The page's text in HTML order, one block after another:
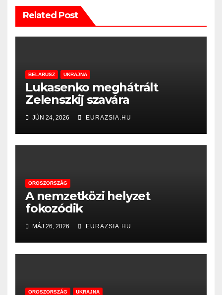
Related Post
BELARUSZ UKRAJNA
Lukasenko meghátrált
Zelenszkij szavára
JÚN 24, 2026 EURAZSIA.HU
OROSZORSZÁG
A nemzetközi helyzet
fokozódik
MÁJ 26, 2026 EURAZSIA.HU
OROSZORSZÁG UKRAJNA